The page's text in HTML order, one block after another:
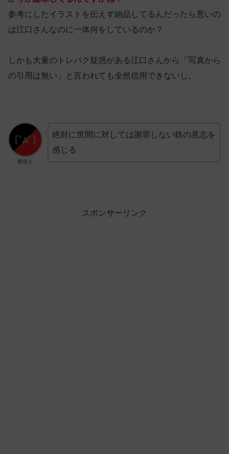
参考にしたイラストを伝えず納品してるんだったら悪いの
は江口さんなのに一体何をしているのか？
しかも大量のトレパク疑惑がある江口さんから「写真から
の引用は無い」と言われても全然信用できないし。
管理人
絶対に世間に対しては謝罪しない鉄の意志を
感じる
スポンサーリンク